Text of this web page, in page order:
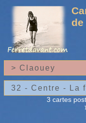
de
3 cartes